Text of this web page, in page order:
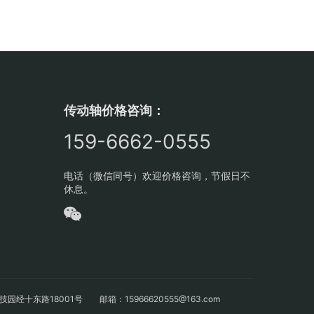
传动轴价格咨询：
159-6662-0555
电话（微信同号）欢迎价格咨询，节假日不
休息。
技园经十东路18001号 邮箱：15966620555@163.com